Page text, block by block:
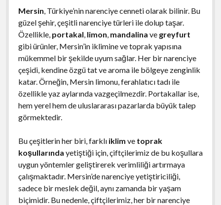
Mersin, Türkiye’nin narenciye cenneti olarak bilinir. Bu
güzel şehir, çeşitli narenciye türleri ile dolup taşar.
Özellikle, portakal, limon, mandalina ve greyfurt
gibi ürünler, Mersin’in iklimine ve toprak yapısına
mükemmel bir şekilde uyum sağlar. Her bir narenciye
çeşidi, kendine özgü tat ve aroma ile bölgeye zenginlik
katar. Örneğin, Mersin limonu, ferahlatıcı tadı ile
özellikle yaz aylarında vazgeçilmezdir. Portakallar ise,
hem yerel hem de uluslararası pazarlarda büyük talep
görmektedir.
Bu çeşitlerin her biri, farklı iklim ve toprak
koşullarında yetiştiği için, çiftçilerimiz de bu koşullara
uygun yöntemler geliştirerek verimliliği artırmaya
çalışmaktadır. Mersin’de narenciye yetiştiriciliği,
sadece bir meslek değil, aynı zamanda bir yaşam
biçimidir. Bu nedenle, çiftçilerimiz, her bir narenciye